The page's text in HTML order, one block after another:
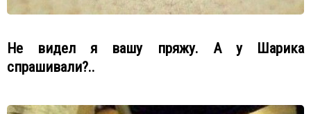
Не видел я вашу пряжу. А у Шарика
спрашивали?..